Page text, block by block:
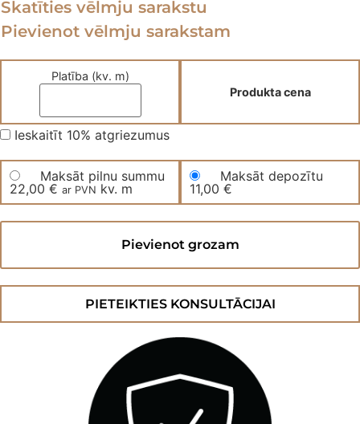
Skatīties vēlmju sarakstu
Pievienot vēlmju sarakstam
Platība (kv. m)
Produkta cena
Ieskaitīt 10% atgriezumus
Maksāt pilnu summu
22,00 € ar PVN kv. m
Maksāt depozītu
11,00 €
Vinila
OAK
MW
Pievienot grozam
PIETEIKTIES KONSULTĀCIJAI